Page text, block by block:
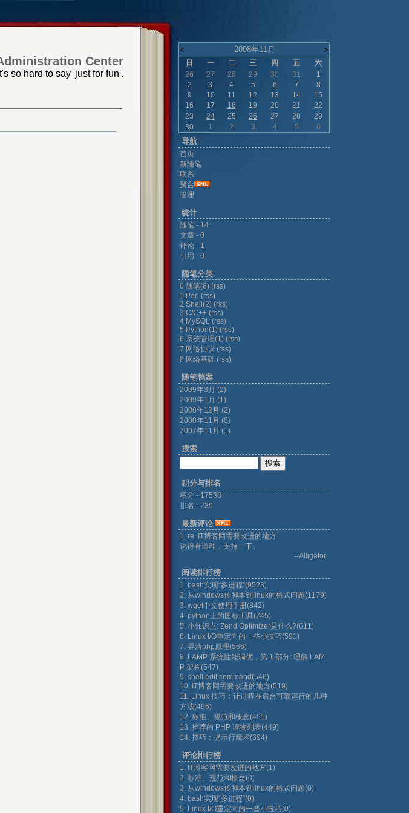
Center
It's so hard to say 'just for fun'.
< 2008年11月 >
日 一 二 三 四 五
六
26
27 28 29 30 31
1
2
3 4 5 6 7
8
9
10 11 12 13 14
15
16
17 18 19 20 21
22
23
24 25 26 27 28
29
30
1 2 3 4 5 6
导航
首页
新随笔
联系
聚合
管理
统计
随笔 - 14
文章 - 0
评论 - 1
引用 - 0
随笔分类
0 随笔(6) (rss)
1 Perl (rss)
2 Shell(2) (rss)
3 C/C++ (rss)
4 MySQL (rss)
5 Python(1) (rss)
6 系统管理(1) (rss)
7 网络协议 (rss)
8 网络基础 (rss)
随笔档案
2009年3月 (2)
2009年1月 (1)
2008年12月 (2)
2008年11月 (8)
2007年11月 (1)
搜索
积分与排名
积分 - 17538
排名 - 239
最新评论
1. re: IT博客网需要改进的地方
说得有道理，支持一下。
--Alligator
阅读排行榜
1. bash实现“多进程”(9523)
2. 从windows传脚本到linux的格式问题(1179)
3. wget中文使用手册(842)
4. python上的图标工具(745)
5. 小知识点: Zend Optimizer是什么?(611)
6. Linux I/O重定向的一些小技巧(591)
7. 弄清php原理(566)
8. LAMP 系统性能调优，第 1 部分: 理解 LAM
P 架构(547)
9. shell edit command(546)
10. IT博客网需要改进的地方(519)
11. Linux 技巧：让进程在后台可靠运行的几种
方法(496)
12. 标准、规范和概念(451)
13. 推荐的 PHP 读物列表(449)
14. 技巧：提示行魔术(394)
评论排行榜
1. IT博客网需要改进的地方(1)
2. 标准、规范和概念(0)
3. 从windows传脚本到linux的格式问题(0)
4. bash实现“多进程”(0)
5. Linux I/O重定向的一些小技巧(0)